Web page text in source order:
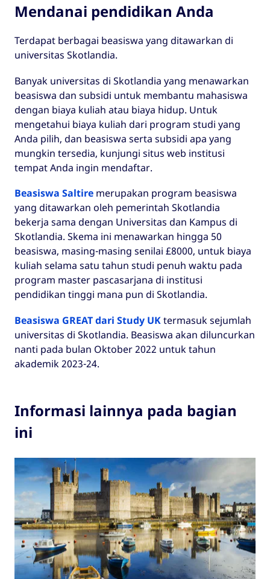
Mendanai pendidikan Anda
Terdapat berbagai beasiswa yang ditawarkan di
universitas Skotlandia.
Banyak universitas di Skotlandia yang menawarkan
beasiswa dan subsidi untuk membantu mahasiswa
dengan biaya kuliah atau biaya hidup. Untuk
mengetahui biaya kuliah dari program studi yang
Anda pilih, dan beasiswa serta subsidi apa yang
mungkin tersedia, kunjungi situs web institusi
tempat Anda ingin mendaftar.
Beasiswa Saltire merupakan program beasiswa
yang ditawarkan oleh pemerintah Skotlandia
bekerja sama dengan Universitas dan Kampus di
Skotlandia. Skema ini menawarkan hingga 50
beasiswa, masing-masing senilai £8000, untuk biaya
kuliah selama satu tahun studi penuh waktu pada
program master pascasarjana di institusi
pendidikan tinggi mana pun di Skotlandia.
Beasiswa GREAT dari Study UKtermasuk sejumlah
universitas di Skotlandia. Beasiswa akan diluncurkan
nanti pada bulan Oktober 2022 untuk tahun
akademik 2023-24.
Informasi lainnya pada bagian
ini